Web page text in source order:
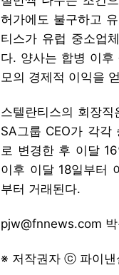
허가에도 불구하고
티스가 유럽 중소업
다. 양사는 합병 이
모의 경제적 이익을
스텔란티스의 회장
SA그룹 CEO가 각각
로 변경한 후 이달
이후 이달 18일부터
부터 거래된다.
pjw@fnnews.com
※ 저작권자 ⓒ 파이낸